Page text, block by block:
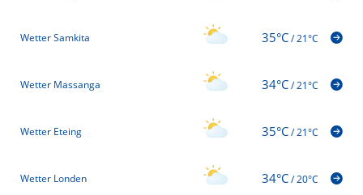
Wetter Samkita 35°C/21°C
Wetter Massanga 34°C/21°C
Wetter Eteing 35°C/21°C
Wetter Londen 34°C/20°C